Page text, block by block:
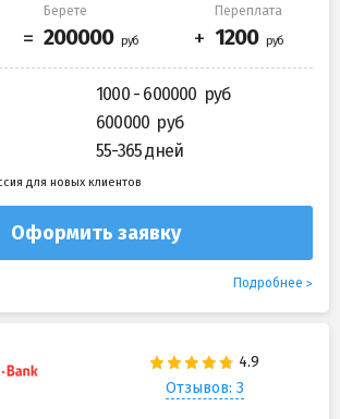
Берете Переплата
1000 - 600000
600000
55-365 дней
для новых клиентов
Оформить заявку
Подробнее
Отзывов: 3